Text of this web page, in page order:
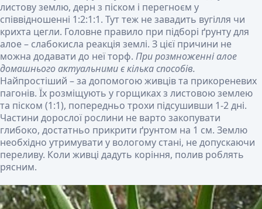
листову землю, дерн з піском і перегноєм у
співвідношенні 1:2:1:1. Тут теж не завадить вугілля чи
крихта цегли. Головне правило при підборі ґрунту для
алое – слабокисла реакція землі. З цієї причини не
можна додавати до неї торф. При розмноженні алое
домашнього актуальними є кілька способів.
Найпростіший – за допомогою живців та прикореневих
пагонів. Їх розміщують у горщиках з листовою землею
та піском (1:1), попередньо трохи підсушивши 1-2 дні.
Частини дорослої рослини не варто закопувати
глибоко, достатньо прикрити ґрунтом на 1 см. Землю
необхідно утримувати у вологому стані, не допускаючи
переливу. Коли живці дадуть коріння, полив роблять
рясним.